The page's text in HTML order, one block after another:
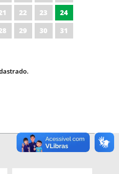
22 23
24
29 30 31